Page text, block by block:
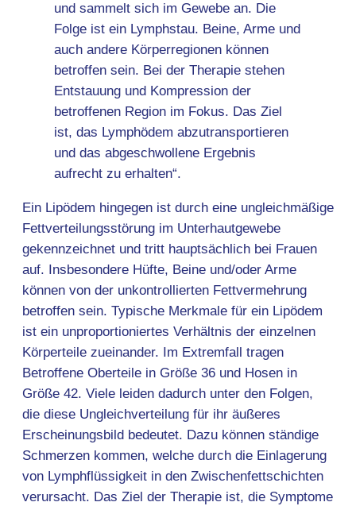
und sammelt sich im Gewebe an. Die
Folge ist ein Lymphstau. Beine, Arme und
auch andere Körperregionen können
betroffen sein. Bei der Therapie stehen
Entstauung und Kompression der
betroffenen Region im Fokus. Das Ziel
ist, das Lymphödem abzutransportieren
und das abgeschwollene Ergebnis
aufrecht zu erhalten“.
Ein Lipödem hingegen ist durch eine ungleichmäßige
Fettverteilungsstörung im Unterhautgewebe
gekennzeichnet und tritt hauptsächlich bei Frauen
auf. Insbesondere Hüfte, Beine und/oder Arme
können von der unkontrollierten Fettvermehrung
betroffen sein. Typische Merkmale für ein Lipödem
ist ein unproportioniertes Verhältnis der einzelnen
Körperteile zueinander. Im Extremfall tragen
Betroffene Oberteile in Größe 36 und Hosen in
Größe 42. Viele leiden dadurch unter den Folgen,
die diese Ungleichverteilung für ihr äußeres
Erscheinungsbild bedeutet. Dazu können ständige
Schmerzen kommen, welche durch die Einlagerung
von Lymphflüssigkeit in den Zwischenfettschichten
verursacht. Das Ziel der Therapie ist, die Symptome